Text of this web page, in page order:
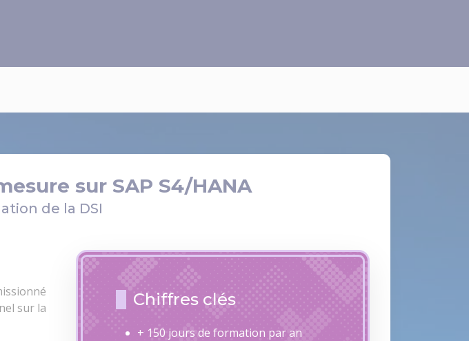
sur SAP S4/HANA
de la DSI
sur la
Chiffres clés
+ 150 jours de formation par an